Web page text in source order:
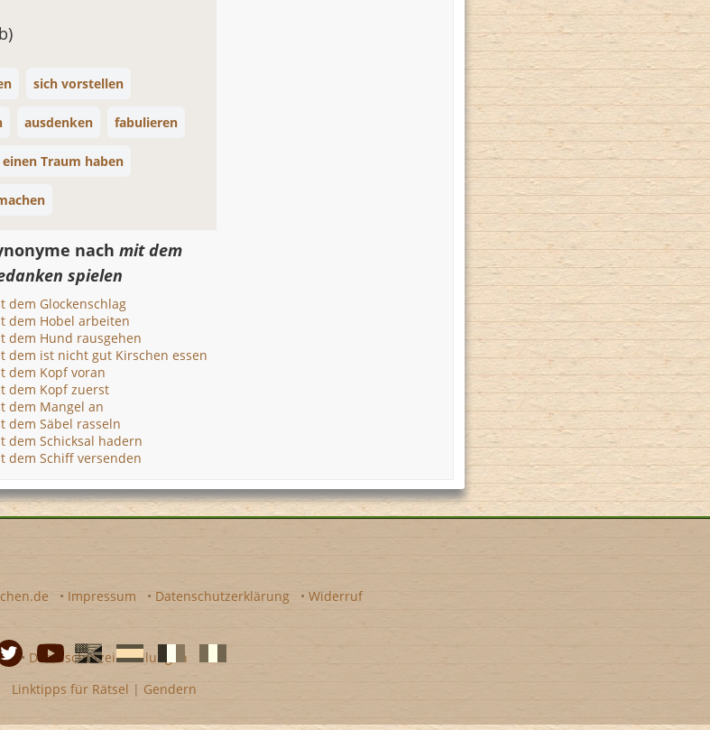
sich vorstellen
ausdenken fabulieren
einen Traum haben
nachmit dem
spielen
dem Glockenschlag
dem Hobel arbeiten
dem Hund rausgehen
dem ist nicht gut Kirschen essen
dem Kopf voran
dem Kopf zuerst
dem Mangel an
dem Säbel rasseln
dem Schicksal hadern
dem Schiff versenden
• Impressum • Datenschutzerklärung • Widerruf
• Datenschutzeinstellungen
YoutubeEnglischeSpanischefranzösicheitalienische
Linktipps für Rätsel | Gendern